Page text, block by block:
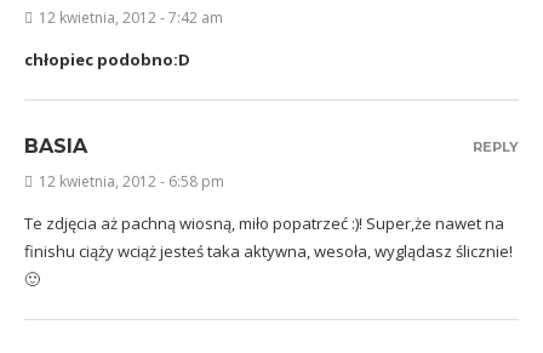
12 kwietnia, 2012 - 7:42 am
chłopiec podobno:D
BASIA
12 kwietnia, 2012 - 6:58 pm
Te zdjęcia aż pachną wiosną, miło popatrzeć :)! Super,że nawet na
finishu ciąży wciąż jesteś taka aktywna, wesoła, wyglądasz ślicznie!
🙂
REPLY